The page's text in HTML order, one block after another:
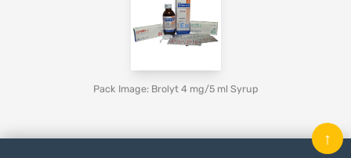
Pack Image: Brolyt 4 mg/5 ml Syrup
↑